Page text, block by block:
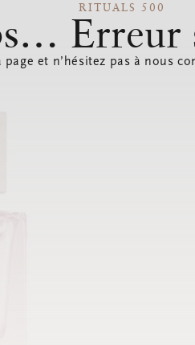
RITUALS 500
Erreur
page et n’hésitez pas à nous